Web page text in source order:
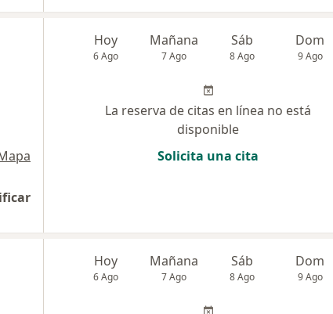
Hoy
6 Ago
Mañana
7 Ago
Sáb
8 Ago
Dom
9 Ago
La reserva de citas en línea no está
disponible
Solicita una cita
Hoy
6 Ago
Mañana
7 Ago
Sáb
8 Ago
Dom
9 Ago